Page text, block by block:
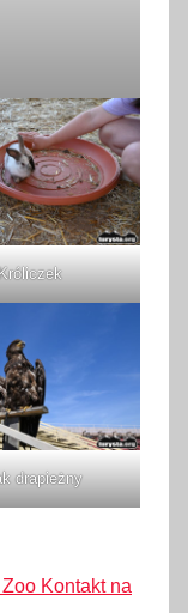
Króliczek
drapieżny
Kontakt na